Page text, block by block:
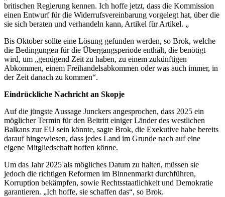
britischen Regierung kennen. Ich hoffe jetzt, dass die Kommission
einen Entwurf für die Widerrufsvereinbarung vorgelegt hat, über die
sie sich beraten und verhandeln kann, Artikel für Artikel. „
Bis Oktober sollte eine Lösung gefunden werden, so Brok, welche
die Bedingungen für die Übergangsperiode enthält, die benötigt
wird, um „genügend Zeit zu haben, zu einem zukünftigen
Abkommen, einem Freihandelsabkommen oder was auch immer, in
der Zeit danach zu kommen“.
Eindrückliche Nachricht an Skopje
Auf die jüngste Aussage Junckers angesprochen, dass 2025 ein
möglicher Termin für den Beitritt einiger Länder des westlichen
Balkans zur EU sein könnte, sagte Brok, die Exekutive habe bereits
darauf hingewiesen, dass jedes Land im Grunde nach auf eine
eigene Mitgliedschaft hoffen könne.
Um das Jahr 2025 als mögliches Datum zu halten, müssen sie
jedoch die richtigen Reformen im Binnenmarkt durchführen,
Korruption bekämpfen, sowie Rechtsstaatlichkeit und Demokratie
garantieren. „Ich hoffe, sie schaffen das“, so Brok.